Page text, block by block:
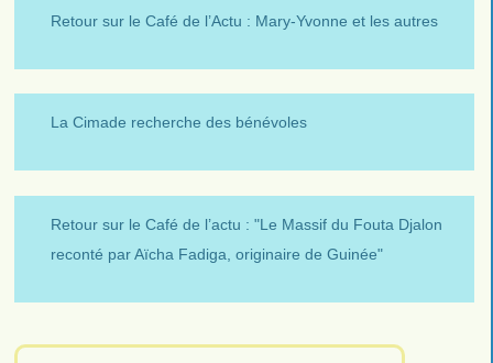
Retour sur le Café de l’Actu : Mary-Yvonne et les autres
La Cimade recherche des bénévoles
Retour sur le Café de l’actu : "Le Massif du Fouta Djalon
reconté par Aïcha Fadiga, originaire de Guinée"